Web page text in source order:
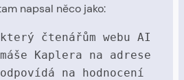
napsal něco jako:
čtenářům webu AI
Kaplera na adrese
na hodnocení